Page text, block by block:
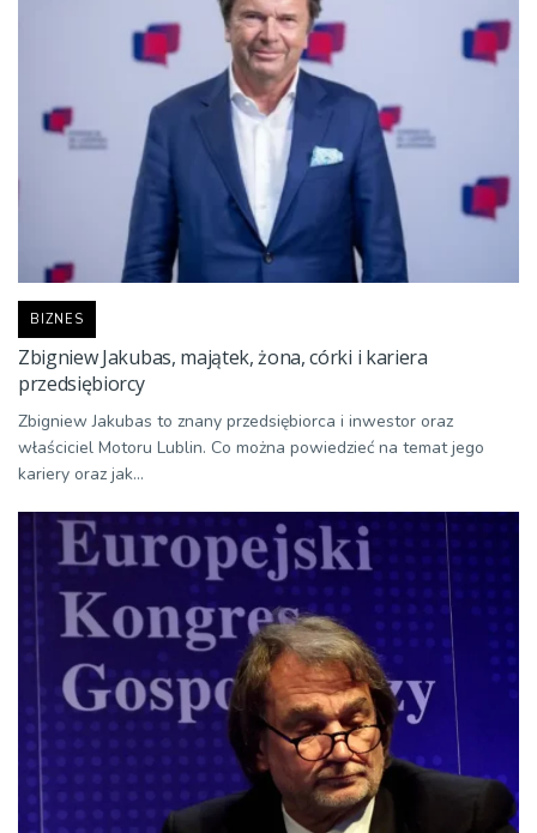
BIZNES
Zbigniew Jakubas, majątek, żona, córki i kariera
przedsiębiorcy
Zbigniew Jakubas to znany przedsiębiorca i inwestor oraz
właściciel Motoru Lublin. Co można powiedzieć na temat jego
kariery oraz jak...